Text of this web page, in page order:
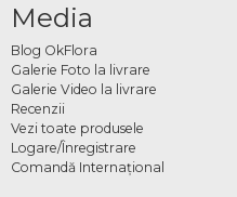
Media
Blog OkFlora
Galerie Foto la livrare
Galerie Video la livrare
Recenzii
Vezi toate produsele
Logare/Înregistrare
Comandă Internațional